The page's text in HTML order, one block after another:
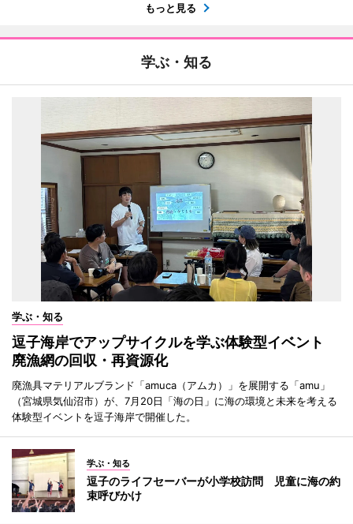
もっと見る
学ぶ・知る
学ぶ・知る
逗子海岸でアップサイクルを学ぶ体験型イベント
廃漁網の回収・再資源化
廃漁具マテリアルブランド「amuca（アムカ）」を展開する「amu」
（宮城県気仙沼市）が、7月20日「海の日」に海の環境と未来を考える
体験型イベントを逗子海岸で開催した。
学ぶ・知る
逗子のライフセーバーが小学校訪問 児童に海の約
束呼びかけ